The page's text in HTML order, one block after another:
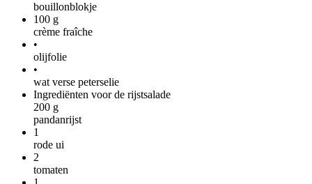
bouillonblokje
100 g
crème fraîche
•
olijfolie
•
wat verse peterselie
Ingrediënten voor de rijstsalade
200 g
pandanrijst
1
rode ui
2
tomaten